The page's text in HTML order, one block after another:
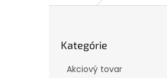
kategórie
Kategórie
Akciový tovar